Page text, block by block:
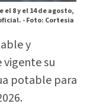
8 y el 14 de agosto,
-Foto: Cortesia
y
su
potable para